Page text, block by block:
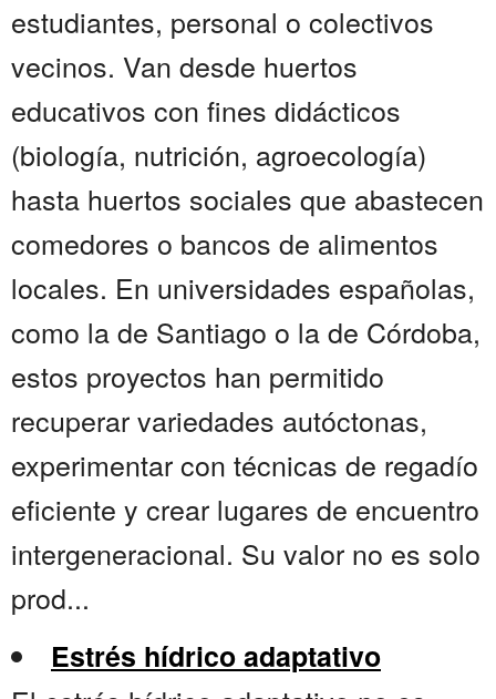
estudiantes, personal o colectivos
vecinos. Van desde huertos
educativos con fines didácticos
(biología, nutrición, agroecología)
hasta huertos sociales que abastecen
comedores o bancos de alimentos
locales. En universidades españolas,
como la de Santiago o la de Córdoba,
estos proyectos han permitido
recuperar variedades autóctonas,
experimentar con técnicas de regadío
eficiente y crear lugares de encuentro
intergeneracional. Su valor no es solo
prod...
Estrés hídrico adaptativo